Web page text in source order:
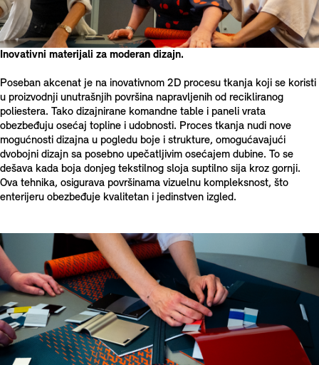
Inovativni materijali za moderan dizajn.
Poseban akcenat je na inovativnom 2D procesu tkanja koji se koristi
u proizvodnji unutrašnjih površina napravljenih od recikliranog
poliestera. Tako dizajnirane komandne table i paneli vrata
obezbeđuju osećaj topline i udobnosti. Proces tkanja nudi nove
mogućnosti dizajna u pogledu boje i strukture, omogućavajući
dvobojni dizajn sa posebno upečatljivim osećajem dubine. To se
dešava kada boja donjeg tekstilnog sloja suptilno sija kroz gornji.
Ova tehnika, osigurava površinama vizuelnu kompleksnost, što
enterijeru obezbeđuje kvalitetan i jedinstven izgled.